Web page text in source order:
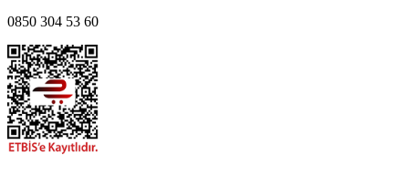
0850 304 53 60